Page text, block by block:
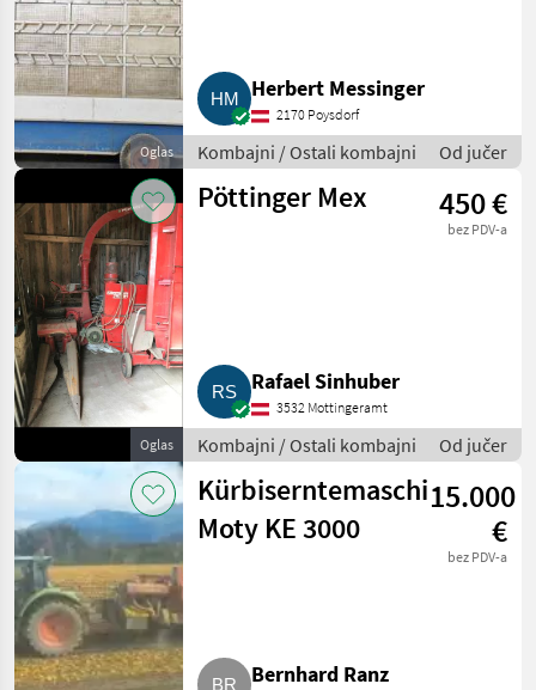
Oglas
Herbert Messinger
2170 Poysdorf
Kombajni / Ostali kombajni Od jučer
Oglas
Pöttinger Mex 450 €
bez PDV-a
Rafael Sinhuber
3532 Mottingeramt
Kombajni / Ostali kombajni Od jučer
Kürbiserntemaschinen
Moty KE 3000
15.000
€
bez PDV-a
Bernhard Ranz